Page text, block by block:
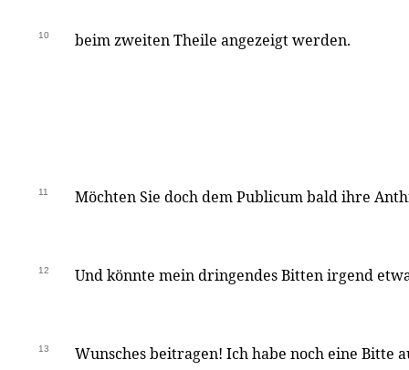
10 beim zweiten Theile angezeigt werden.
11 Möchten Sie doch dem Publicum bald ihre
12 Und könnte mein dringendes Bitten irgend
13 Wunsches beitragen! Ich habe noch eine Bitte